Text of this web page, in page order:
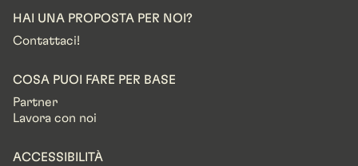
HAI UNA PROPOSTA PER NOI?
Contattaci!
COSA PUOI FARE PER BASE
Partner
Lavora con noi
ACCESSIBILITÀ